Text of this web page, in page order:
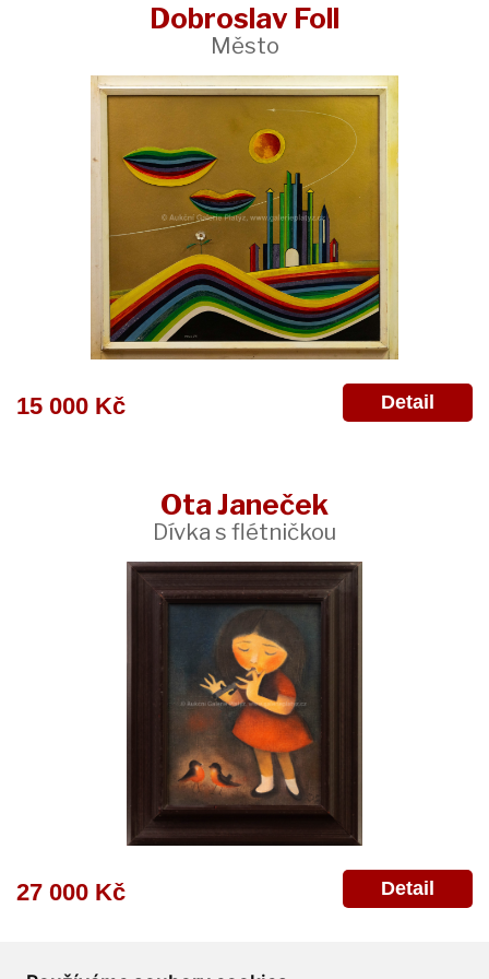
Dobroslav Foll
Město
15 000 Kč Detail
Ota Janeček
Dívka s flétničkou
27 000 Kč Detail